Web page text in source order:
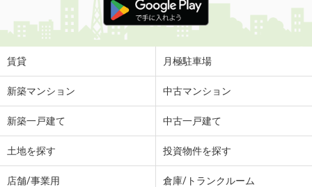
賃貸 月極駐車場
新築マンション 中古マンション
新築一戸建て 中古一戸建て
土地を探す 投資物件を探す
店舗/事業用 倉庫/トランクルーム